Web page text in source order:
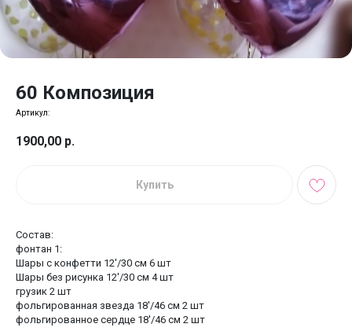
60 Композиция
Артикул:
1900,00 р.
Купить
Состав:
фонтан 1:
Шары с конфетти 12'/30 см 6 шт
Шары без рисунка 12'/30 см 4 шт
грузик 2 шт
фольгированная звезда 18'/46 см 2 шт
фольгированное сердце 18'/46 см 2 шт